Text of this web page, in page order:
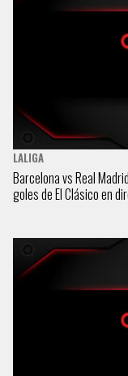
LALIGA
Barcelona vs Real
goles de El Clásico en